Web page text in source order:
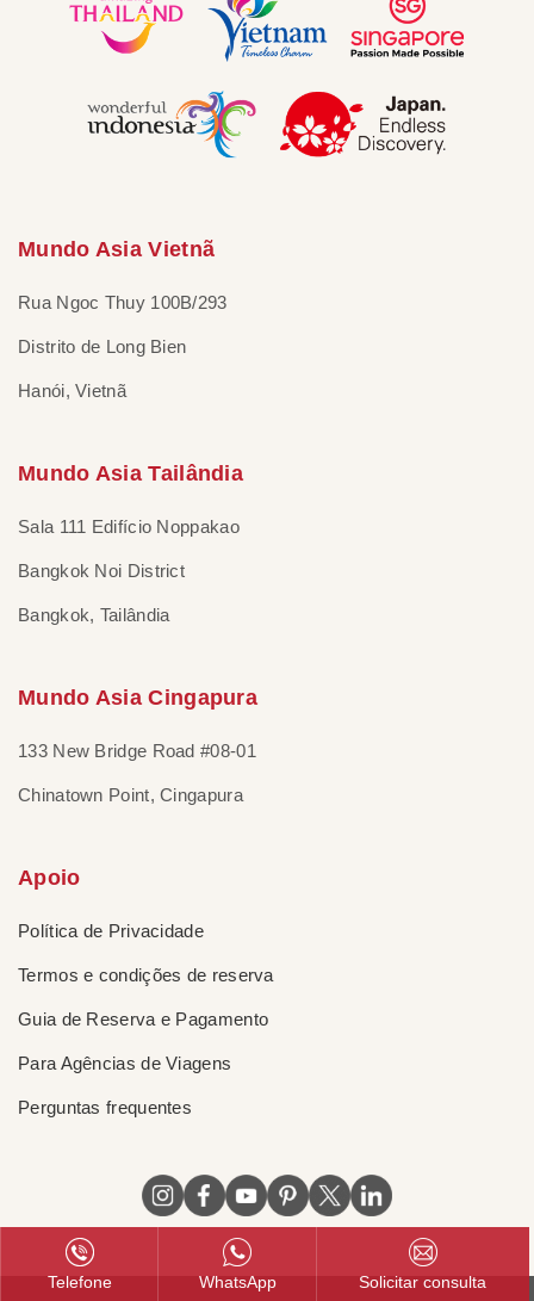
Mundo Asia Vietnã
Rua Ngoc Thuy 100B/293
Distrito de Long Bien
Hanói, Vietnã
Mundo Asia Tailândia
Sala 111 Edifício Noppakao
Bangkok Noi District
Bangkok, Tailândia
Mundo Asia Cingapura
133 New Bridge Road #08-01
Chinatown Point, Cingapura
Apoio
Política de Privacidade
Termos e condições de reserva
Guia de Reserva e Pagamento
Para Agências de Viagens
Perguntas frequentes
Telefone WhatsApp Solicitar consulta